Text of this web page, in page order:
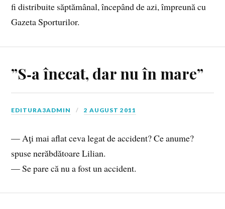
fi distribuite săptămânal, începând de azi, împreună cu
Gazeta Sporturilor.
”S‑a înecat, dar nu în mare”
EDITURA3ADMIN 2 AUGUST 2011
— Aţi mai aflat ceva legat de accident? Ce anume?
spuse nerăbdătoare Lilian.
— Se pare că nu a fost un accident.